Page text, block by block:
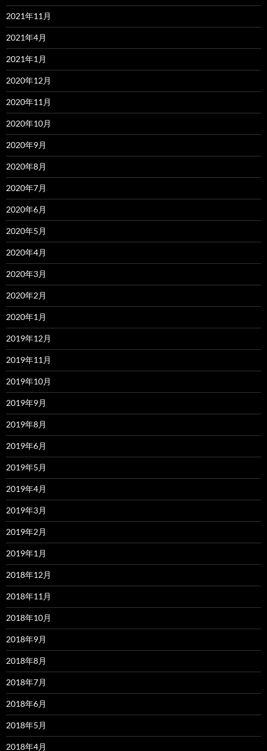
2021年11月
2021年4月
2021年1月
2020年12月
2020年11月
2020年10月
2020年9月
2020年8月
2020年7月
2020年6月
2020年5月
2020年4月
2020年3月
2020年2月
2020年1月
2019年12月
2019年11月
2019年10月
2019年9月
2019年8月
2019年6月
2019年5月
2019年4月
2019年3月
2019年2月
2019年1月
2018年12月
2018年11月
2018年10月
2018年9月
2018年8月
2018年7月
2018年6月
2018年5月
2018年4月